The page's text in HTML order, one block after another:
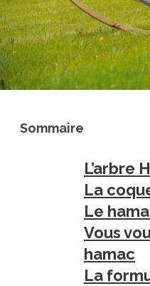
Sommaire
L’arbre
La
Le
Vous
hamac
La